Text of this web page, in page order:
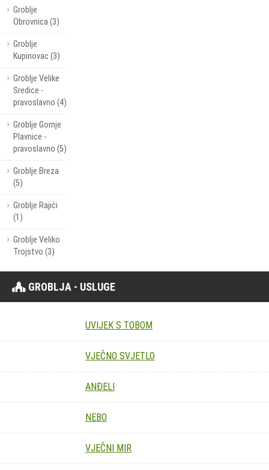
Groblje
Obrovnica (3)
Groblje
Kupinovac (3)
Groblje Velike
Sredice -
pravoslavno (4)
Groblje Gornje
Plavnice -
pravoslavno (5)
Groblje Breza
(5)
Groblje Rajići
(1)
Groblje Veliko
Trojstvo (3)
GROBLJA - USLUGE
UVIJEK S TOBOM
VJEČNO SVJETLO
ANĐELI
NEBO
VJEČNI MIR